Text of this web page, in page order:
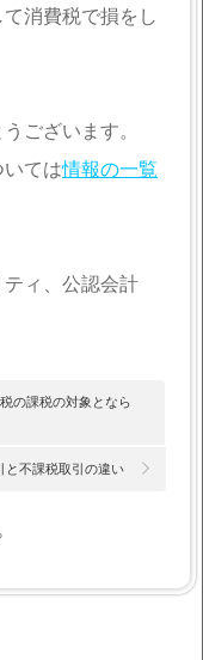
消費税で損をし
ございます。
いては情報の一覧
ィ、公認会計
の課税の対象となら
と不課税取引の違い